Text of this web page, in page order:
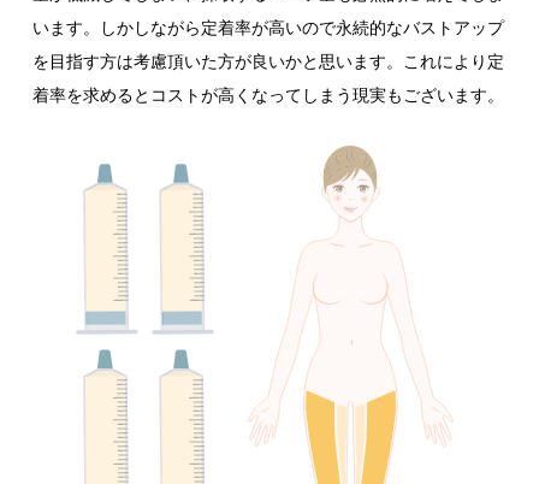
います。しかしながら定着率が高いので永続的なバストアップ
を目指す方は考慮頂いた方が良いかと思います。これにより定
着率を求めるとコストが高くなってしまう現実もございます。